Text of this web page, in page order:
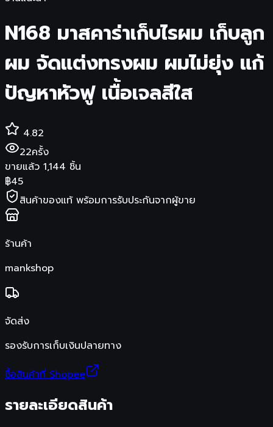
N168 มาสคาร่าเก็บไรผม เก็บลูก
ผม จัดแต่งทรงผม ผมไม่ยุ่ง แก้
ปัญหาหัวฟู เนื้อเจลสีใส
4.82
22ครั้ง
ขายแล้ว 1,144 ชิ้น
฿45
สินค้าของแท้ พร้อมการรับประกันจากผู้ขาย
ร้านค้า
mankshop
จัดส่ง
รองรับการเก็บเงินปลายทาง
ซื้อสินค้าที่ Shopee
รายละเอียดสินค้า